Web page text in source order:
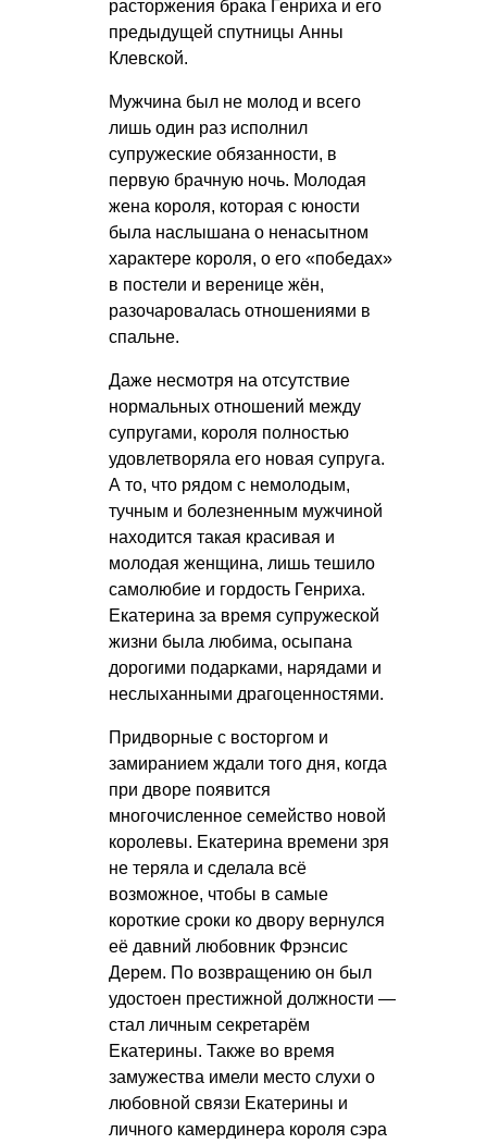
расторжения брака Генриха и его
предыдущей спутницы Анны
Клевской.
Мужчина был не молод и всего
лишь один раз исполнил
супружеские обязанности, в
первую брачную ночь. Молодая
жена короля, которая с юности
была наслышана о ненасытном
характере короля, о его «победах»
в постели и веренице жён,
разочаровалась отношениями в
спальне.
Даже несмотря на отсутствие
нормальных отношений между
супругами, короля полностью
удовлетворяла его новая супруга.
А то, что рядом с немолодым,
тучным и болезненным мужчиной
находится такая красивая и
молодая женщина, лишь тешило
самолюбие и гордость Генриха.
Екатерина за время супружеской
жизни была любима, осыпана
дорогими подарками, нарядами и
неслыханными драгоценностями.
Придворные с восторгом и
замиранием ждали того дня, когда
при дворе появится
многочисленное семейство новой
королевы. Екатерина времени зря
не теряла и сделала всё
возможное, чтобы в самые
короткие сроки ко двору вернулся
её давний любовник Фрэнсис
Дерем. По возвращению он был
удостоен престижной должности —
стал личным секретарём
Екатерины. Также во время
замужества имели место слухи о
любовной связи Екатерины и
личного камердинера короля сэра